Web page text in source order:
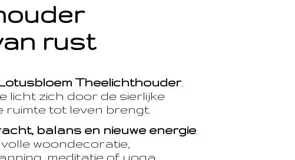
rust
Theelichthouder.
licht zich door de sierlijke
tot leven brengt.
balans en nieuwe energie.
woondecoratie,
meditatie of yoga.